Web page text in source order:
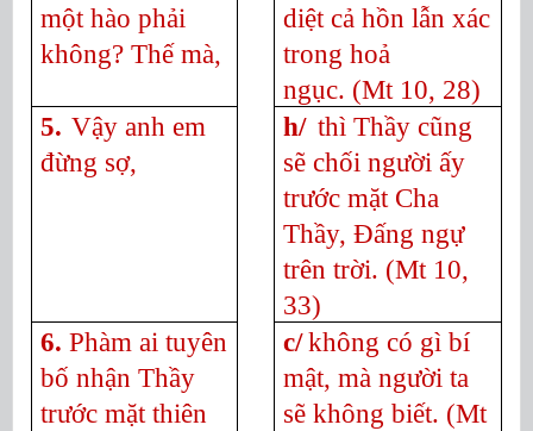
một hào phải
không? Thế mà,
diệt cả hồn lẫn xác
trong hoả
ngục. (Mt 10, 28)
5. Vậy anh em
đừng sợ,
h/ thì Thầy cũng
sẽ chối người ấy
trước mặt Cha
Thầy, Đấng ngự
trên trời. (Mt 10,
33)
6. Phàm ai tuyên
bố nhận Thầy
trước mặt thiên
c/ không có gì bí
mật, mà người ta
sẽ không biết. (Mt